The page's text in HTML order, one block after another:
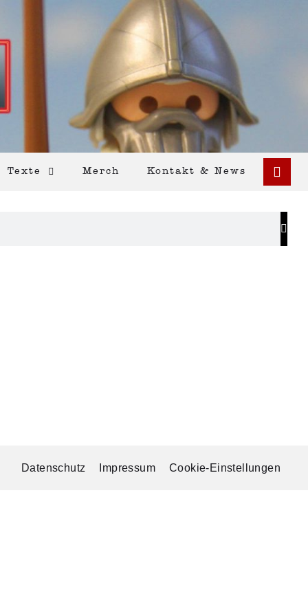
Texte Merch Kontakt & News
Datenschutz Impressum Cookie-Einstellungen